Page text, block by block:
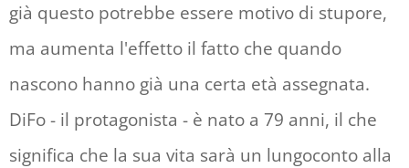
già questo potrebbe essere motivo di stupore,
ma aumenta l'effetto il fatto che quando
nascono hanno già una certa età assegnata.
DiFo - il protagonista - è nato a 79 anni, il che
significa che la sua vita sarà un lungoconto alla